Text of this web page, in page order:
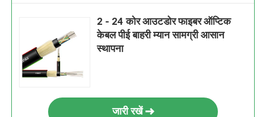
2 - 24 कोर आउटडोर फाइबर ऑप्टिक
केबल पीई बाहरी म्यान सामग्री आसान
स्थापना
जारी रखें